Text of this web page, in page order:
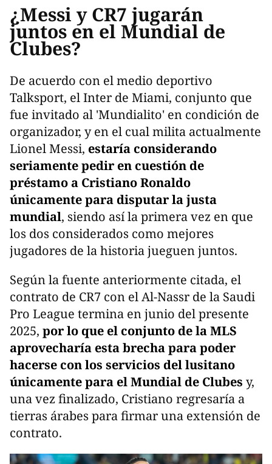
¿Messi y CR7 jugarán
juntos en el Mundial de
Clubes?
De acuerdo con el medio deportivo
Talksport, el Inter de Miami, conjunto que
fue invitado al 'Mundialito' en condición de
organizador, y en el cual milita actualmente
Lionel Messi, estaría considerando
seriamente pedir en cuestión de
préstamo a Cristiano Ronaldo
únicamente para disputar la justa
mundial, siendo así la primera vez en que
los dos considerados como mejores
jugadores de la historia jueguen juntos.
Según la fuente anteriormente citada, el
contrato de CR7 con el Al-Nassr de la Saudi
Pro League termina en junio del presente
2025, por lo que el conjunto de la MLS
aprovecharía esta brecha para poder
hacerse con los servicios del lusitano
únicamente para el Mundial de Clubes y,
una vez finalizado, Cristiano regresaría a
tierras árabes para firmar una extensión de
contrato.